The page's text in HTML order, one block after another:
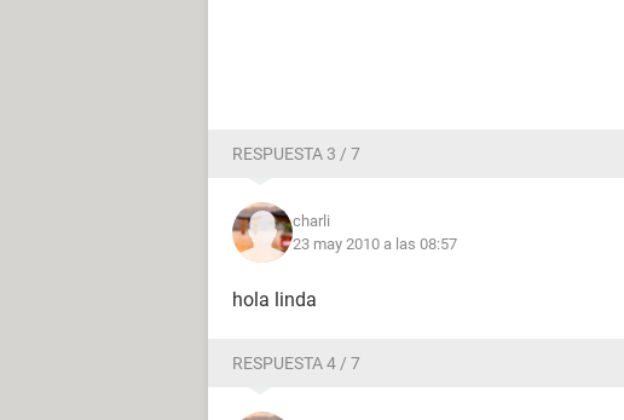
RESPUESTA 3 / 7
charli
23 may 2010 a las 08:57
hola linda
RESPUESTA 4 / 7